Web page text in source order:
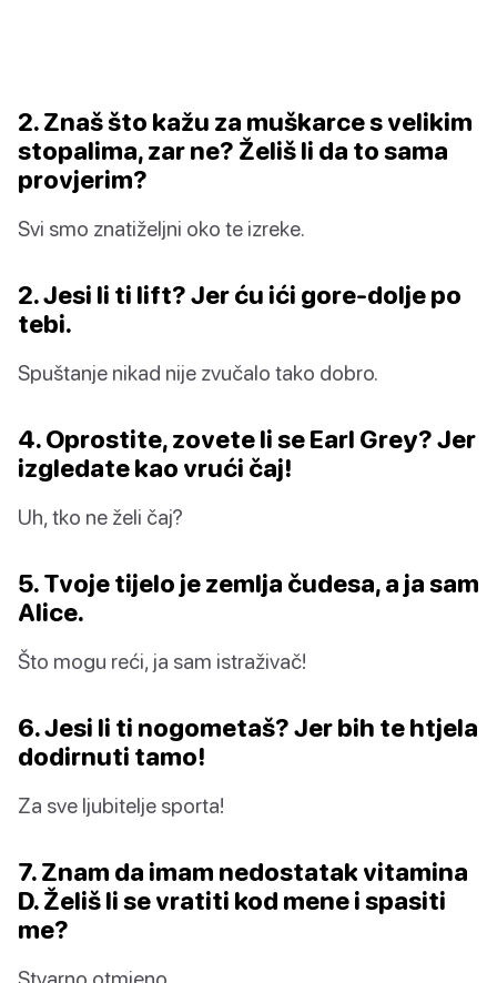
2. Znaš što kažu za muškarce s velikim
stopalima, zar ne? Želiš li da to sama
provjerim?
Svi smo znatiželjni oko te izreke.
2. Jesi li ti lift? Jer ću ići gore-dolje po
tebi.
Spuštanje nikad nije zvučalo tako dobro.
4. Oprostite, zovete li se Earl Grey? Jer
izgledate kao vrući čaj!
Uh, tko ne želi čaj?
5. Tvoje tijelo je zemlja čudesa, a ja sam
Alice.
Što mogu reći, ja sam istraživač!
6. Jesi li ti nogometaš? Jer bih te htjela
dodirnuti tamo!
Za sve ljubitelje sporta!
7. Znam da imam nedostatak vitamina
D. Želiš li se vratiti kod mene i spasiti
me?